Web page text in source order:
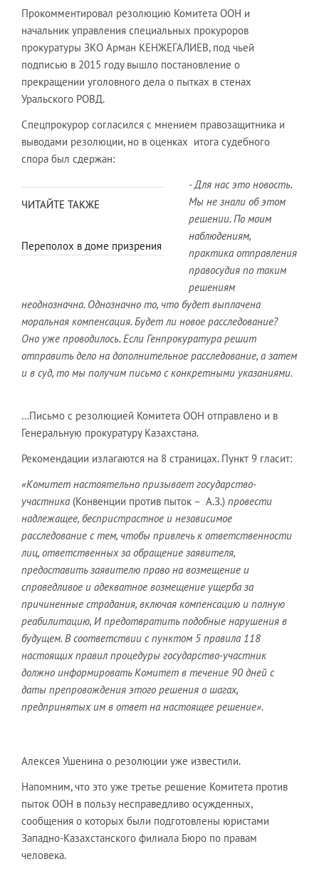
Прокомментировал резолюцию Комитета ООН и
начальник управления специальных прокуроров
прокуратуры ЗКО Арман КЕНЖЕГАЛИЕВ, под чьей
подписью в 2015 году вышло постановление о
прекращении уголовного дела о пытках в стенах
Уральского РОВД.
Спецпрокурор согласился с мнением правозащитника и
выводами резолюции, но в оценках итога судебного
спора был сдержан:
ЧИТАЙТЕ ТАКЖЕ
Переполох в доме призрения
- Для нас это новость.
Мы не знали об этом
решении. По моим
наблюдениям,
практика отправления
правосудия по таким
решениям
неоднозначна. Однозначно то, что будет выплачена
моральная компенсация. Будет ли новое расследование?
Оно уже проводилось. Если Генпрокуратура решит
отправить дело на дополнительное расследование, а затем
и в суд, то мы получим письмо с конкретными указаниями.
…Письмо с резолюцией Комитета ООН отправлено и в
Генеральную прокуратуру Казахстана.
Рекомендации излагаются на 8 страницах. Пункт 9 гласит:
«Комитет настоятельно призывает государство-
участника (Конвенции против пыток – А.З.) провести
надлежащее, беспристрастное и независимое
расследование с тем, чтобы привлечь к ответственности
лиц, ответственных за обращение заявителя,
предоставить заявителю право на возмещение и
справедливое и адекватное возмещение ущерба за
причиненные страдания, включая компенсацию и полную
реабилитацию, И предотвратить подобные нарушения в
будущем. В соответствии с пунктом 5 правила 118
настоящих правил процедуры государство-участник
должно информировать Комитет в течение 90 дней с
даты препровождения этого решения о шагах,
предпринятых им в ответ на настоящее решение».
Алексея Ушенина о резолюции уже известили.
Напомним, что это уже третье решение Комитета против
пыток ООН в пользу несправедливо осужденных,
сообщения о которых были подготовлены юристами
Западно-Казахстанского филиала Бюро по правам
человека.